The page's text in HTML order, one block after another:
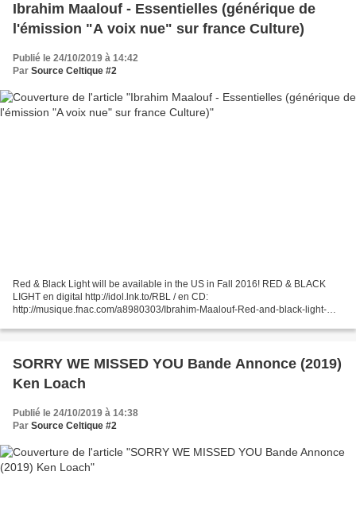
Ibrahim Maalouf - Essentielles (générique de
l'émission "A voix nue" sur france Culture)
Publié le 24/10/2019 à 14:42
Par Source Celtique #2
Red & Black Light will be available in the US in Fall 2016! RED & BLACK
LIGHT en digital http://idol.lnk.to/RBL / en CD:
http://musique.fnac.com/a8980303/Ibrahim-Maalouf-Red-and-black-light-
SORRY WE MISSED YOU Bande Annonce (2019)
Ken Loach
Publié le 24/10/2019 à 14:38
Par Source Celtique #2